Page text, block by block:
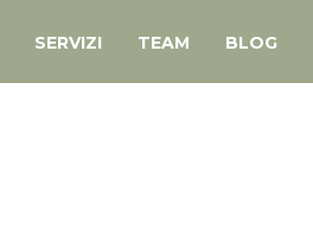
SERVIZI TEAM BLOG